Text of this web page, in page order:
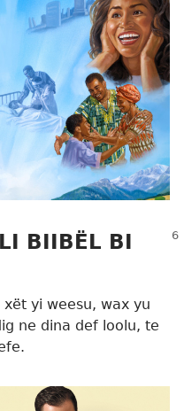
BIIBËL BI
yi weesu, wax yu
ne dina def loolu, te